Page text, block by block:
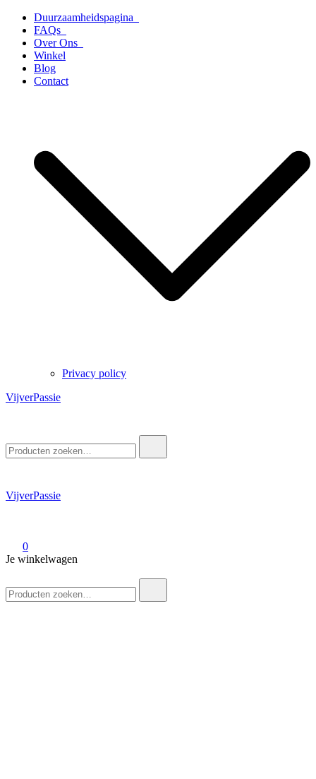
naar
inhoud
Duurzaamheidspagina
FAQs
Over Ons
Winkel
Blog
Contact
Privacy policy
VijverPassie
naar:
VijverPassie
0
Je winkelwagen
naar: